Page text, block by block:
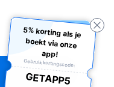
5% korting als je
boekt via onze
app!
Gebruik kortingscode:
GETAPP5